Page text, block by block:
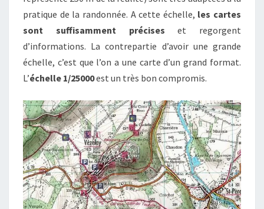
pratique de la randonnée. A cette échelle, les cartes
sont suffisamment précises et regorgent
d’informations. La contrepartie d’avoir une grande
échelle, c’est que l’on a une carte d’un grand format.
L’échelle 1/25000est un très bon compromis.